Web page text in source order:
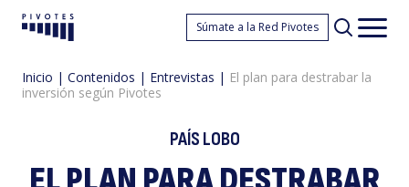
Pivotes Súmate a la Red Pivotes
Inicio | Contenidos | Entrevistas | El plan para destrabar la
inversión según Pivotes
PAÍS LOBO